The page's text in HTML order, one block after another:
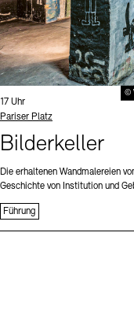
©
Uhrzeit:
17 Uhr
Standort
Pariser Platz
Bilderkeller
Die erhaltenen Wandmalereien
Geschichte von Institution und
Führung